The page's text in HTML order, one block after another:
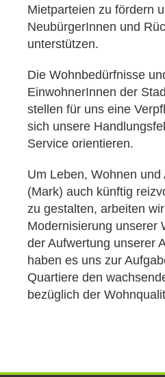
Mietparteien zu fördern
NeubürgerInnen und
unterstützen.
Die Wohnbedürfnisse
EinwohnerInnen der
stellen für uns eine
sich unsere
Service orientieren.
Um Leben, Wohnen
(Mark) auch künftig
zu gestalten, arbeiten
Modernisierung unserer
der Aufwertung unserer
haben es uns zur
Quartiere den
bezüglich der